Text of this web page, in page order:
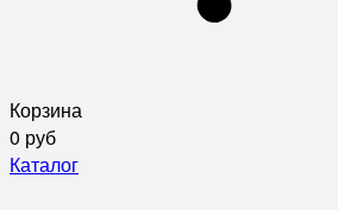
Корзина
0 руб
Каталог